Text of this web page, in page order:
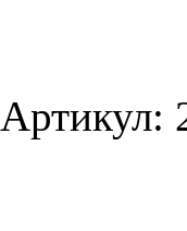
Артикул: